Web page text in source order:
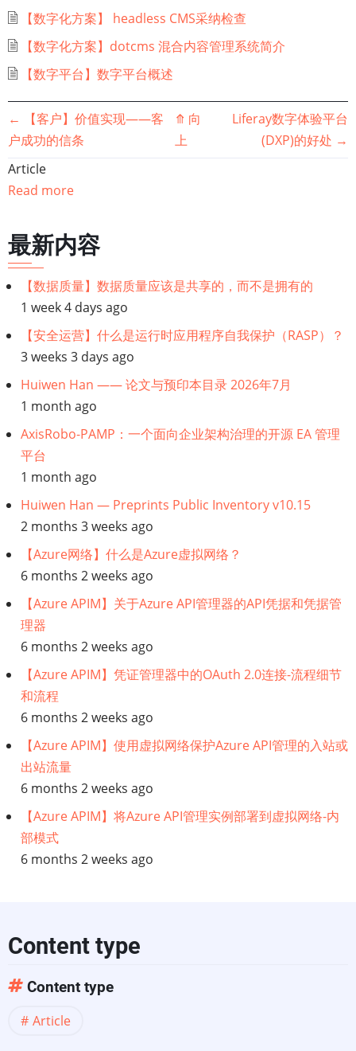
【数字化方案】 headless CMS采纳检查
【数字化方案】dotcms 混合内容管理系统简介
【数字平台】数字平台概述
书
遍
历
链
接：
数
字
化
方
案
←
【客户】价值实现——客
户成功的信条
⤊ 向
上
Liferay数字体验平台
(DXP)的好处 →
Article
Read more
最新内容
【数据质量】数据质量应该是共享的，而不是拥有的
1 week 4 days ago
【安全运营】什么是运行时应用程序自我保护（RASP）？
3 weeks 3 days ago
Huiwen Han —— 论文与预印本目录 2026年7月
1 month ago
AxisRobo-PAMP：一个面向企业架构治理的开源 EA 管理
平台
1 month ago
Huiwen Han — Preprints Public Inventory v10.15
2 months 3 weeks ago
【Azure网络】什么是Azure虚拟网络？
6 months 2 weeks ago
【Azure APIM】关于Azure API管理器的API凭据和凭据管
理器
6 months 2 weeks ago
【Azure APIM】凭证管理器中的OAuth 2.0连接-流程细节
和流程
6 months 2 weeks ago
【Azure APIM】使用虚拟网络保护Azure API管理的入站或
出站流量
6 months 2 weeks ago
【Azure APIM】将Azure API管理实例部署到虚拟网络-内
部模式
6 months 2 weeks ago
Content type
Content type
Article